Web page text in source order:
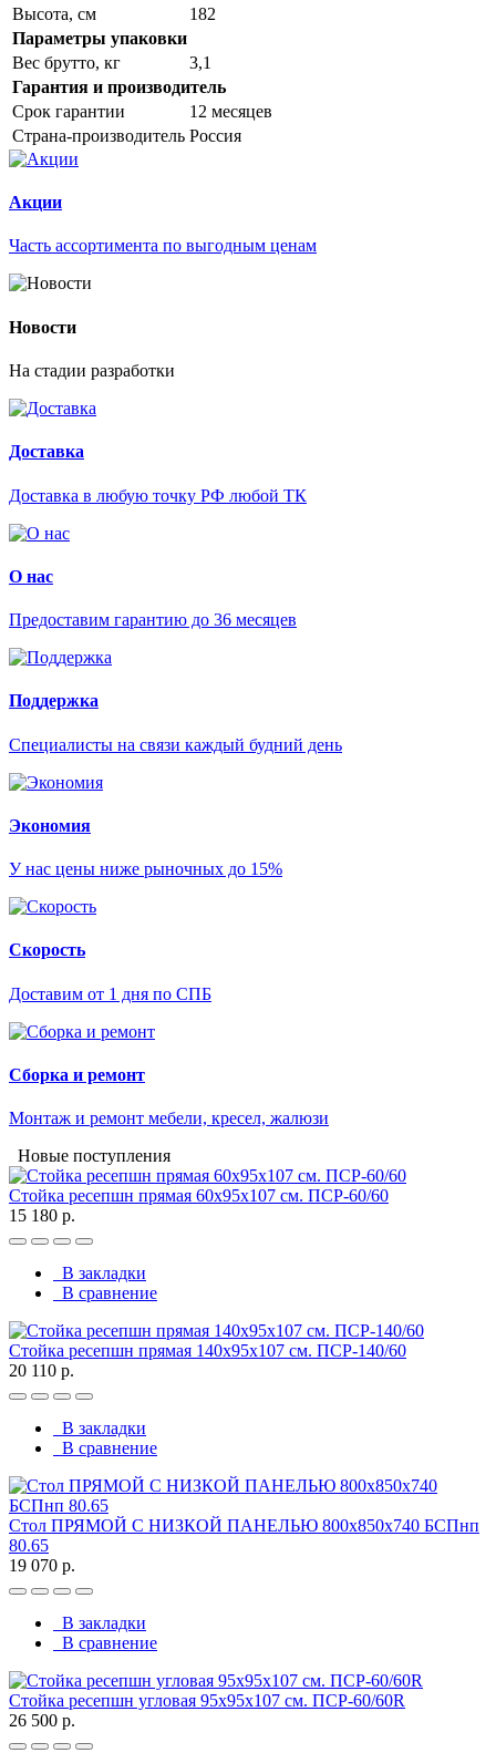
Высота, см
182
Параметры упаковки
Вес брутто, кг
3,1
Гарантия и производитель
Срок гарантии
12 месяцев
Страна-производитель Россия
Акции
Часть ассортимента по выгодным ценам
Новости
На стадии разработки
Доставка
Доставка в любую точку РФ любой ТК
О нас
Предоставим гарантию до 36 месяцев
Поддержка
Специалисты на связи каждый будний день
Экономия
У нас цены ниже рыночных до 15%
Скорость
Доставим от 1 дня по СПБ
Сборка и ремонт
Монтаж и ремонт мебели, кресел, жалюзи
Новые поступления
Стойка ресепшн прямая 60х95х107 см. ПСР-60/60
15 180 р.
В закладки
В сравнение
Стойка ресепшн прямая 140х95х107 см. ПСР-140/60
20 110 р.
В закладки
В сравнение
Стол ПРЯМОЙ С НИЗКОЙ ПАНЕЛЬЮ 800х850х740 БСПнп
80.65
19 070 р.
В закладки
В сравнение
Стойка ресепшн угловая 95х95х107 см. ПСР-60/60R
26 500 р.